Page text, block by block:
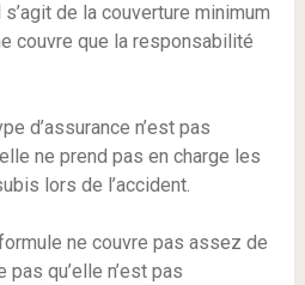
de la couverture minimum
couvre que la responsabilité
d’assurance n’est pas
ne prend pas en charge les
lors de l’accident.
ne couvre pas assez de
qu’elle n’est pas